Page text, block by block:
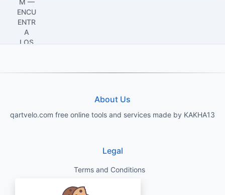
About Us
qartvelo.com free online tools and services made by KAKHA13
Legal
Terms and Conditions
Privacy Policy